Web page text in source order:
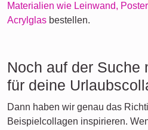
Materialien wie Leinwand,
Acrylglas bestellen.
Noch auf der Suche
für deine
Dann haben wir genau das
Beispielcollagen inspirieren.